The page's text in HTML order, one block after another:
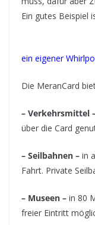
Ein gutes Beispiel
ein eigener
Die MeranCard
– Verkehrsmittel
über die Card
– Seilbahnen – in
Fahrt. Private
– Museen – in 80
freier Eintritt